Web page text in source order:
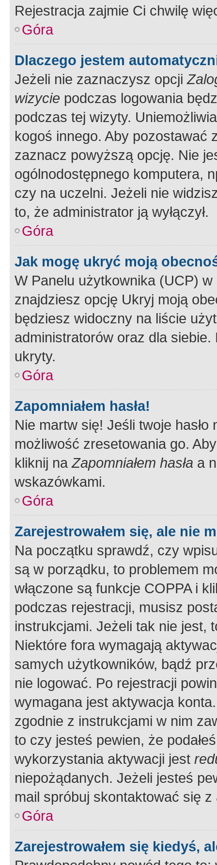
Rejestracja zajmie Ci chwilę
Góra
Dlaczego jestem
Jeżeli nie zaznaczysz opcji
wizycie podczas logowania
podczas tej wizyty.
kogoś innego. Aby pozostawać
zaznacz powyższą opcję. Nie
ogólnodostępnego komputera,
czy na uczelni. Jeżeli nie
to, że administrator ją wyłączył.
Góra
Jak mogę ukryć moją
W Panelu użytkownika (UCP) w
znajdziesz opcję Ukryj moją
będziesz widoczny na liście
administratorów oraz dla
ukryty.
Góra
Zapomniałem hasła!
Nie martw się! Jeśli twoje
możliwość zresetowania go.
kliknij naZapomniałem hasła a
wskazówkami.
Góra
Zarejestrowałem się, ale nie
Na początku sprawdź, czy
są w porządku, to problemem
włączone są funkcje COPPA i
podczas rejestracji, musisz
instrukcjami. Jeżeli tak nie jest,
Niektóre fora wymagają
samych użytkowników, bądź
nie logować. Po rejestracji
wymagana jest aktywacja
zgodnie z instrukcjami w nim
to czy jesteś pewien, że
wykorzystania aktywacji jest
niepożądanych. Jeżeli jesteś
mail spróbuj skontaktować się
Góra
Zarejestrowałem się kiedyś,